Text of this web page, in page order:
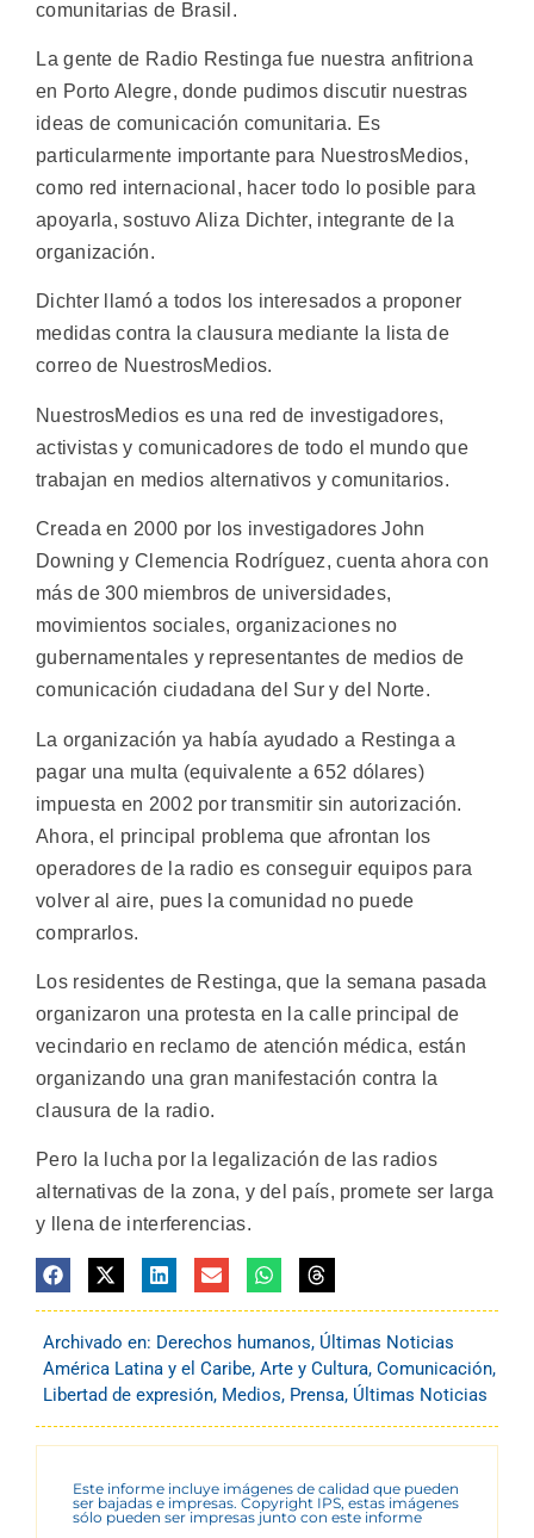
comunitarias de Brasil.
La gente de Radio Restinga fue nuestra anfitriona
en Porto Alegre, donde pudimos discutir nuestras
ideas de comunicación comunitaria. Es
particularmente importante para NuestrosMedios,
como red internacional, hacer todo lo posible para
apoyarla, sostuvo Aliza Dichter, integrante de la
organización.
Dichter llamó a todos los interesados a proponer
medidas contra la clausura mediante la lista de
correo de NuestrosMedios.
NuestrosMedios es una red de investigadores,
activistas y comunicadores de todo el mundo que
trabajan en medios alternativos y comunitarios.
Creada en 2000 por los investigadores John
Downing y Clemencia Rodríguez, cuenta ahora con
más de 300 miembros de universidades,
movimientos sociales, organizaciones no
gubernamentales y representantes de medios de
comunicación ciudadana del Sur y del Norte.
La organización ya había ayudado a Restinga a
pagar una multa (equivalente a 652 dólares)
impuesta en 2002 por transmitir sin autorización.
Ahora, el principal problema que afrontan los
operadores de la radio es conseguir equipos para
volver al aire, pues la comunidad no puede
comprarlos.
Los residentes de Restinga, que la semana pasada
organizaron una protesta en la calle principal de
vecindario en reclamo de atención médica, están
organizando una gran manifestación contra la
clausura de la radio.
Pero la lucha por la legalización de las radios
alternativas de la zona, y del país, promete ser larga
y llena de interferencias.
Archivado en: Derechos humanos, Últimas Noticias
América Latina y el Caribe, Arte y Cultura, Comunicación,
Libertad de expresión, Medios, Prensa, Últimas Noticias
Este informe incluye imágenes de calidad que pueden
ser bajadas e impresas. Copyright IPS, estas imágenes
sólo pueden ser impresas junto con este informe